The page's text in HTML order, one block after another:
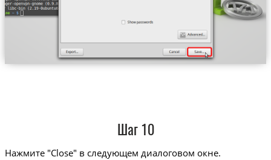
Шаг 10
Нажмите "Close" в следующем диалоговом окне.